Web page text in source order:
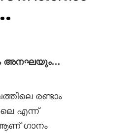
അനഘയും…
രണ്ടാം
എന്ന്
ഗാനം